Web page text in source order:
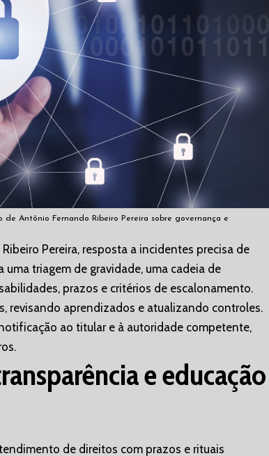
Antônio Fernando Ribeiro Pereira sobre governança e
Pereira, resposta a incidentes precisa de
triagem de gravidade, uma cadeia de
prazos e critérios de escalonamento.
revisando aprendizados e atualizando controles.
ao titular e à autoridade competente,
e educação
de direitos com prazos e rituais